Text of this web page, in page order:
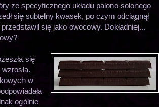
ze specyficznego układu palono-solonego
się subtelny kwasek, po czym odciągnął
się jako owocowy. Dokładniej...
się
w
ogólnie